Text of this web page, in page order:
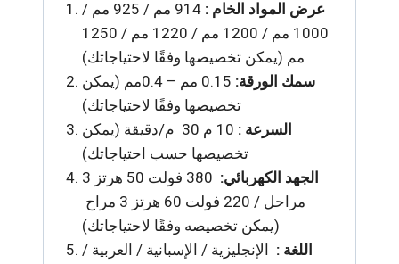
عرض المواد الخام :
914 مم / 925 مم /
1000 مم / 1200 مم / 1220 مم / 1250
مم (يمكن تخصيصها وفقًا لاحتياجاتك)
سمك الورقة:
0.15 مم – 0.4مم (يمكن
تخصيصها وفقًا لاحتياجاتك)
السرعة :
10 م 30 م/دقيقة (يمكن
تخصيصها حسب احتياجاتك)
الجهد الكهربائي:
380 فولت 50 هرتز 3
مراحل / 220 فولت 60 هرتز 3 مراح
(يمكن تخصيصه وفقًا لاحتياجاتك)
اللغة :
الإنجليزية / الإسبانية / العربية /